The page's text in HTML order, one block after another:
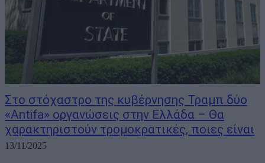
Στο στόχαστρο της κυβέρνησης Τραμπ δύο
«Antifa» οργανώσεις στην Ελλάδα – Θα
χαρακτηριστούν τρομοκρατικές, ποιες είναι
13/11/2025